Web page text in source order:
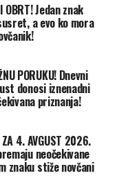
OBRT! Jedan znak
a evo ko mora
PORUKU! Dnevni
donosi iznenadni
priznanja!
ZA 4. AVGUST 2026.
neočekivane
znaku stiže novčani